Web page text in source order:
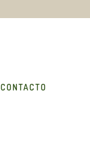
CONTACTO